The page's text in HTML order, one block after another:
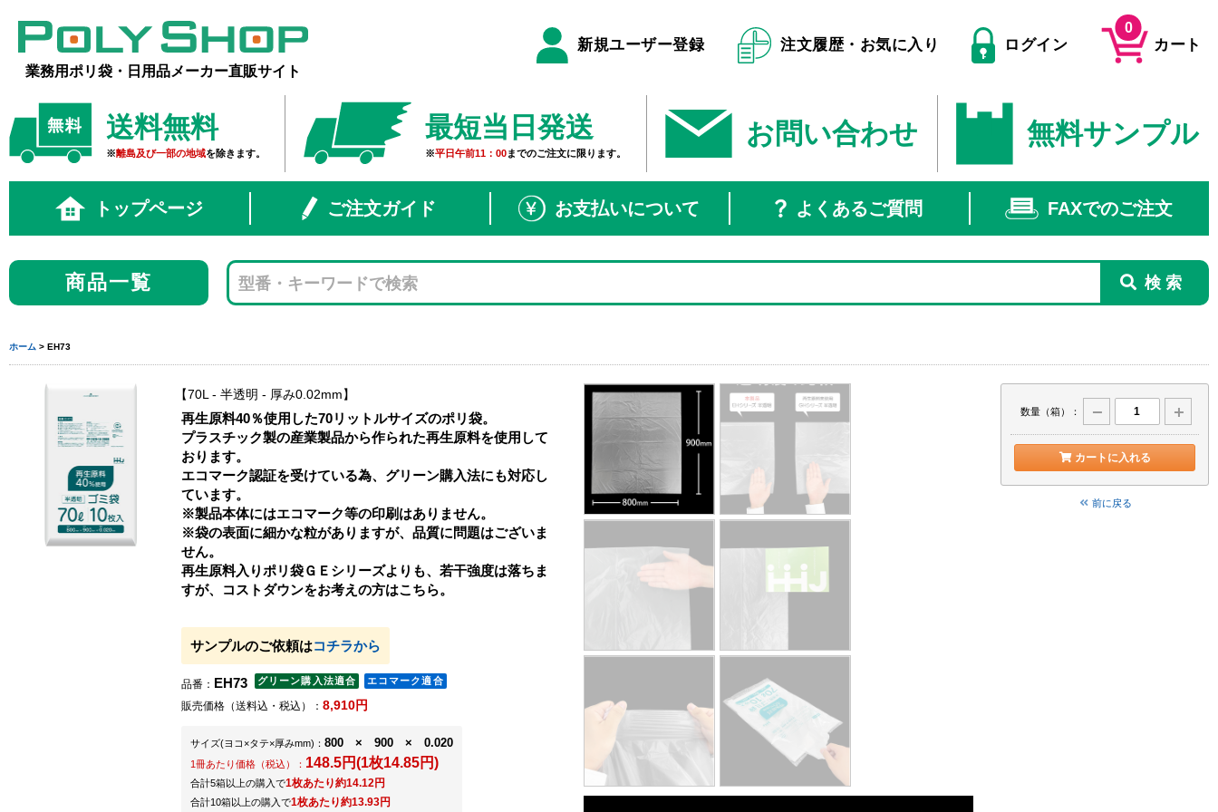
業務用ポリ袋・日用品メーカー直販サイト
新規ユーザー登録 注文履歴・お気に入り ログイン
0
カート
送料無料
※離島及び一部の地域を除きます。
最短当日発送
※平日午前11：00までのご注文に限ります。
お問い合わせ 無料サンプル
トップページ ご注文ガイド お支払いについて よくあるご質問 FAXでのご注文
商品一覧
ホーム > EH73
70L - 半透明 - 厚み0.02mm
再生原料40％使用した70リットルサイズのポリ袋。
プラスチック製の産業製品から作られた再生原料を使用して
おります。
エコマーク認証を受けている為、グリーン購入法にも対応し
ています。
※製品本体にはエコマーク等の印刷はありません。
※袋の表面に細かな粒がありますが、品質に問題はございま
せん。
再生原料入りポリ袋ＧＥシリーズよりも、若干強度は落ちま
すが、コストダウンをお考えの方はこちら。
サンプルのご依頼はコチラから
品番： EH73
販売価格（送料込・税込）： 8,910円
サイズ(ヨコ×タテ×厚みmm) ： 800 × 900 × 0.020
1冊あたり価格（税込）： 148.5円(1枚14.85円)
合計5箱以上の購入で1枚あたり約14.12円
合計10箱以上の購入で1枚あたり約13.93円
数量（箱）：
カートに入れる
前に戻る